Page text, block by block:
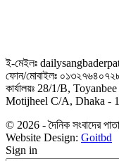
ই-মেইলঃ
ফোন/মোবাইলঃ
কার্যালয়ঃ 28/1/B,
Motijheel C/A, Dhaka -
© 2026 - দৈনিক সংবাদের
Website Design: Goitbd
Sign in